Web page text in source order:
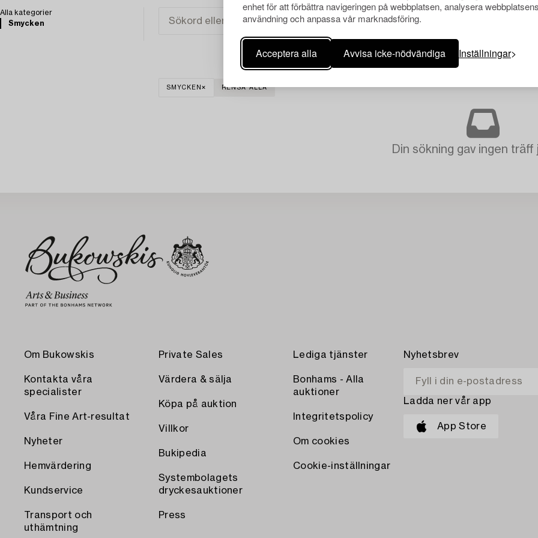
enhet för att förbättra navigeringen på webbplatsen, analysera
användning och anpassa vår marknadsföring.
Acceptera alla Avvisa icke-nödvändiga Inställningar
Alla kategorier
Smycken
SMYCKEN RENSA ALLA
Din sökning gav ingen träff
Om Bukowskis
Kontakta våra
specialister
Våra Fine Art-resultat
Nyheter
Hemvärdering
Kundservice
Transport och
uthämtning
Private Sales
Värdera & sälja
Köpa på auktion
Villkor
Bukipedia
Systembolagets
dryckesauktioner
Press
Lediga tjänster
Bonhams - Alla
auktioner
Integritetspolicy
Om cookies
Cookie-inställningar
Nyhetsbrev
Ladda ner vår app
App Store